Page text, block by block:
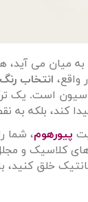
به میان می آید،
واقع، انتخاب
است. یک
کند، بلکه
پیورهوم، شما
کلاسیک و
خلق